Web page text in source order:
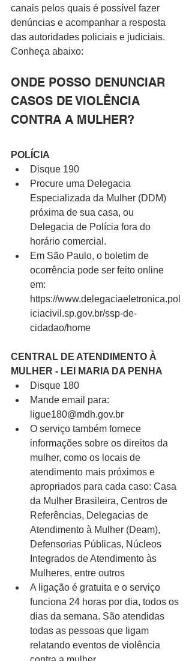
canais pelos quais é possível fazer
denúncias e acompanhar a resposta
das autoridades policiais e judiciais.
Conheça abaixo:
ONDE POSSO DENUNCIAR
CASOS DE VIOLÊNCIA
CONTRA A MULHER?
POLÍCIA
Disque 190
Procure uma Delegacia
Especializada da Mulher (DDM)
próxima de sua casa, ou
Delegacia de Polícia fora do
horário comercial.
Em São Paulo, o boletim de
ocorrência pode ser feito online
em:
https://www.delegaciaeletronica.pol
iciacivil.sp.gov.br/ssp-de-
cidadao/home
CENTRAL DE ATENDIMENTO À
MULHER - LEI MARIA DA PENHA
Disque 180
Mande email para:
ligue180@mdh.gov.br
O serviço também fornece
informações sobre os direitos da
mulher, como os locais de
atendimento mais próximos e
apropriados para cada caso: Casa
da Mulher Brasileira, Centros de
Referências, Delegacias de
Atendimento à Mulher (Deam),
Defensorias Públicas, Núcleos
Integrados de Atendimento às
Mulheres, entre outros
A ligação é gratuita e o serviço
funciona 24 horas por dia, todos os
dias da semana. São atendidas
todas as pessoas que ligam
relatando eventos de violência